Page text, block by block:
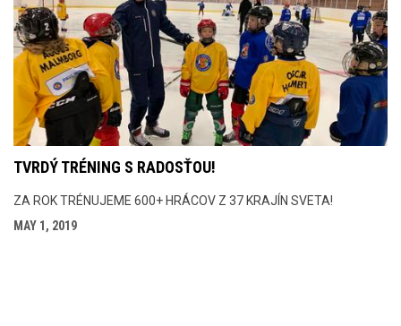
TVRDÝ TRÉNING S RADOSŤOU!
ZA ROK TRÉNUJEME 600+ HRÁCOV Z 37 KRAJÍN SVETA!
MAY 1, 2019